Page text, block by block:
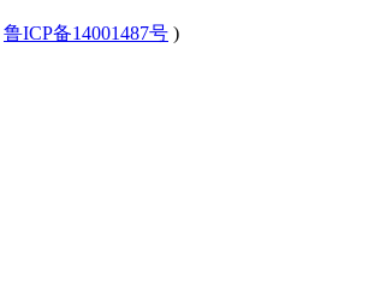
鲁ICP备14001487号 )